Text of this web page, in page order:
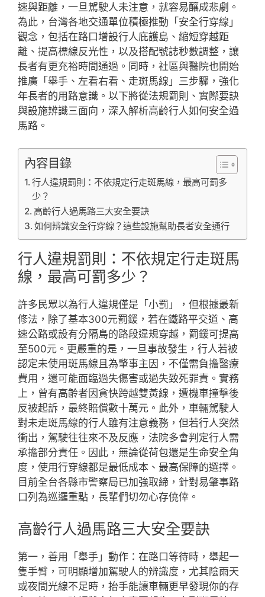
速與距離，一旦駕駛人未注意，就容易釀成悲劇。
為此，台灣各地交通單位積極推動「安全行穿線」
觀念，包括在路口增設行人庇護島、縮短穿越距
離、提高標線反光性，以及搭配號誌秒數調整，讓
長者有更充裕時間通過。同時，社區與醫院也開始
推廣「舉手、左看右看、走斑馬線」三步驟，強化
年長者的用路意識。以下將從法規罰則、實際要訣
與設施辨識三面向，深入解析高齡行人如何安全過
馬路。
內容目錄
行人違規罰則：不依規定行走斑馬線，最高可罰多
少？
高齡行人過馬路三大安全要訣
如何辨識安全行穿線？這些設施幫助長者安全通行
行人違規罰則：不依規定行走斑馬
線，最高可罰多少？
許多民眾以為行人違規僅是「小罰」，但根據最新
修法，除了基本300元罰鍰，若在鐵路平交道、高
速公路或設有分隔島的路段違規穿越，罰鍰可提高
至500元。更嚴重的是，一旦事故發生，行人若被
認定未使用斑馬線且為肇事主因，不僅需負擔醫療
費用，還可能面臨過失傷害或過失致死罪責。實務
上，曾有高齡者因貪快跨越雙黃線，遭機車撞擊後
反被起訴，最終賠償數十萬元。此外，車輛駕駛人
對未走斑馬線的行人雖有注意義務，但若行人突然
衝出，駕駛往往來不及反應，法院多會判定行人需
承擔部分責任。因此，無論從荷包還是生命安全角
度，使用行穿線都是最低成本、最高保障的選擇。
目前全台各縣市警察局已加強取締，針對易肇事路
口列為巡邏重點，長輩們切勿心存僥倖。
高齡行人過馬路三大安全要訣
第一，善用「舉手」動作：在路口等待時，舉起一
隻手臂，可明顯增加駕駛人的辨識度，尤其陰雨天
或夜間光線不足時，抬手能讓車輛更早發現你的存